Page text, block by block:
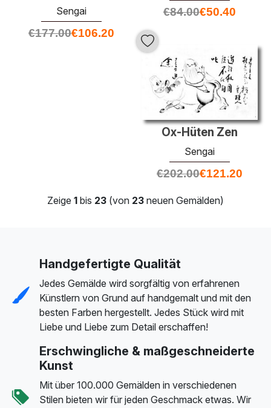
€84.00€50.40
Sengai
€177.00€106.20
Ox-Hüten Zen
Sengai
€202.00€121.20
Zeige 1 bis 23 (von 23 neuen Gemälden)
Handgefertigte Qualität
Jedes Gemälde wird sorgfältig von erfahrenen
Künstlern von Grund auf handgemalt und mit den
besten Farben hergestellt. Jedes Stück wird mit
Liebe und Liebe zum Detail erschaffen!
Erschwingliche & maßgeschneiderte
Kunst
Mit über 100.000 Gemälden in verschiedenen
Stilen bieten wir für jeden Geschmack etwas. Wir